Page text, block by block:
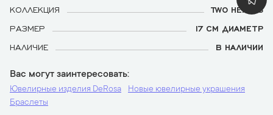
КОЛЛЕКЦИЯ
TWO HEARTS
РАЗМЕР
17 СМ ДИАМЕТР
НАЛИЧИЕ
В НАЛИЧИИ
Вас могут заинтересовать
Ювелирные изделия DeRosa
Новые ювелирные украшения
Браслеты